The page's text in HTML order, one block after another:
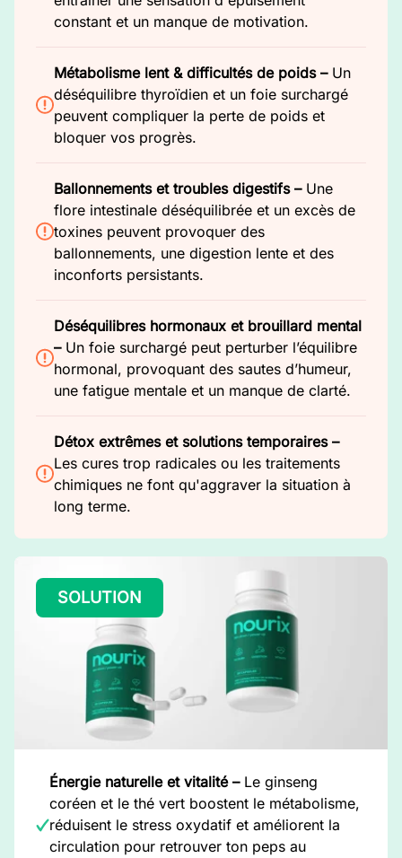
constant et un manque de motivation.
Métabolisme lent & difficultés de poids –Un
déséquilibre thyroïdien et un foie surchargé
peuvent compliquer la perte de poids et
bloquer vos progrès.
Ballonnements et troubles digestifs –Une
flore intestinale déséquilibrée et un excès de
toxines peuvent provoquer des
ballonnements, une digestion lente et des
inconforts persistants.
Déséquilibres hormonaux et brouillard mental
–Un foie surchargé peut perturber l’équilibre
hormonal, provoquant des sautes d’humeur,
une fatigue mentale et un manque de clarté.
Détox extrêmes et solutions temporaires –
Les cures trop radicales ou les traitements
chimiques ne font qu'aggraver la situation à
long terme.
SOLUTION
Énergie naturelle et vitalité –Le ginseng
coréen et le thé vert boostent le métabolisme,
réduisent le stress oxydatif et améliorent la
circulation pour retrouver ton peps au